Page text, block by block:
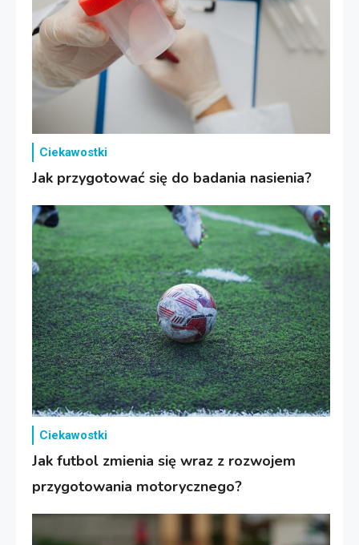
Ciekawostki
Jak przygotować się do badania nasienia?
Ciekawostki
Jak futbol zmienia się wraz z rozwojem
przygotowania motorycznego?